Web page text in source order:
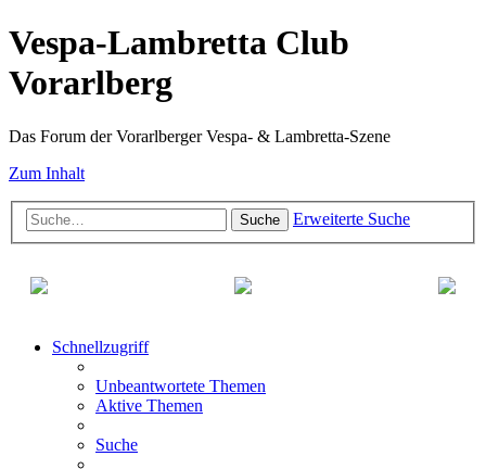
Vespa-Lambretta Club
Vorarlberg
Das Forum der Vorarlberger Vespa- & Lambretta-Szene
Zum Inhalt
Suche Erweiterte Suche
Schnellzugriff
Unbeantwortete Themen
Aktive Themen
Suche